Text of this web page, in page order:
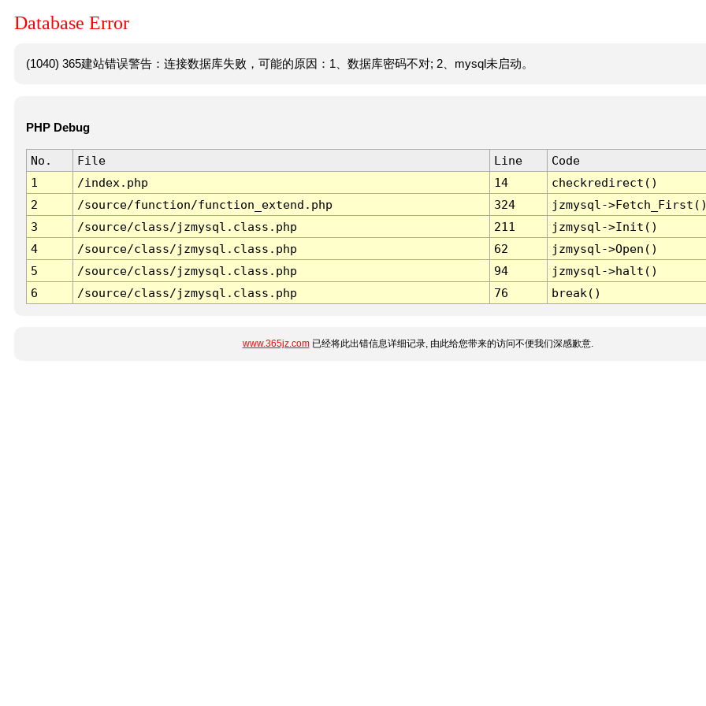
Database Error
(1040) 365建站错误警告：连接数据库失败，可能的原因：1、数据库密码不对; 2、mysql未启动。
PHP Debug
No. File Line
Code
1
/index.php 14
checkredirect()
2
/source/function/function_extend.php 324
jzmysql-
3
/source/class/jzmysql.class.php 211
jzmysql->Init()
4
/source/class/jzmysql.class.php 62
jzmysql->Open()
5
/source/class/jzmysql.class.php 94
jzmysql->halt()
6
/source/class/jzmysql.class.php 76 break()
www.365jz.com已经将此出错信息详细记录, 由此给您带来的访问不便我们深感歉意.